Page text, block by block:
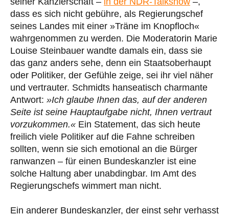
dass es sich nicht gebühre, als Regierungschef
seines Landes mit einer »Träne im Knopfloch«
wahrgenommen zu werden. Die Moderatorin Marie
Louise Steinbauer wandte damals ein, dass sie
das ganz anders sehe, denn ein Staatsoberhaupt
oder Politiker, der Gefühle zeige, sei ihr viel näher
und vertrauter. Schmidts hanseatisch charmante
Antwort: »Ich glaube Ihnen das, auf der anderen
Seite ist seine Hauptaufgabe nicht, Ihnen vertraut
vorzukommen.« Ein Statement, das sich heute
freilich viele Politiker auf die Fahne schreiben
sollten, wenn sie sich emotional an die Bürger
ranwanzen – für einen Bundeskanzler ist eine
solche Haltung aber unabdingbar. Im Amt des
Regierungschefs wimmert man nicht.
Ein anderer Bundeskanzler, der einst sehr verhasst